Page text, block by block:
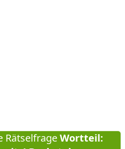
RätselfrageWortteil: